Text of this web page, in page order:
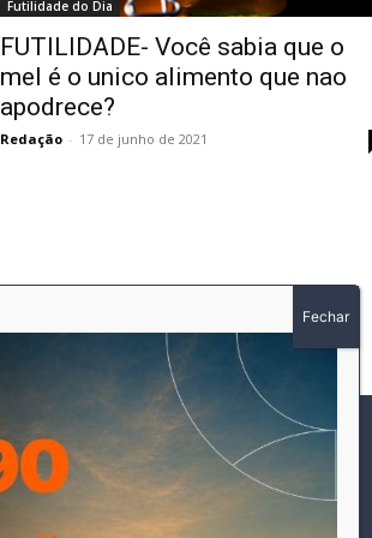
Futilidade do Dia
FUTILIDADE- Você sabia que o
mel é o unico alimento que nao
apodrece?
Redação - 17 de junho de 2021
SOBRE